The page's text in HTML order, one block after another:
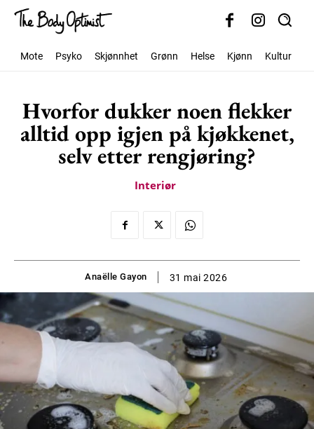
Mote Psyko Skjønnhet Grønn Helse Kjønn Kultur
Hvorfor dukker noen flekker
alltid opp igjen på kjøkkenet,
selv etter rengjøring?
Interiør
Anaëlle Gayon 31 mai 2026